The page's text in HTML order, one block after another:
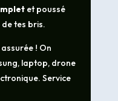
et poussé
tes bris.
! On
laptop, drone
Service